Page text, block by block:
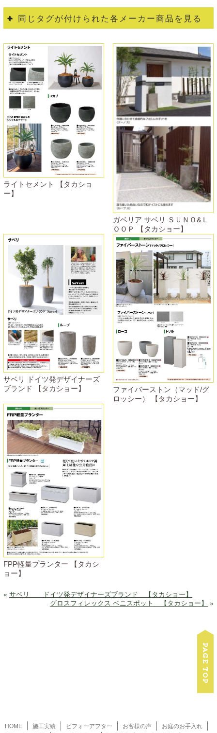
同じタグが付けられた各メーカー商品を見る
ライトセメント 【タカショ
ー】
ガベリア サベリ ＳＵＮＯ&Ｌ
ＯＯＰ 【タカショー】
サベリ ドイツ発デザイナーズ
ブランド 【タカショー】
ファイバーストン（マッド/グ
ロッシー） 【タカショー】
FPP軽量プランター 【タカシ
ョー】
« サベリ ドイツ発デザイナーズブランド 【タカショー】
グロスフィレックス ベニスポット 【タカショー】
»
HOME 施工実績 ビフォーアフター お客様の声
お庭のお手入れ